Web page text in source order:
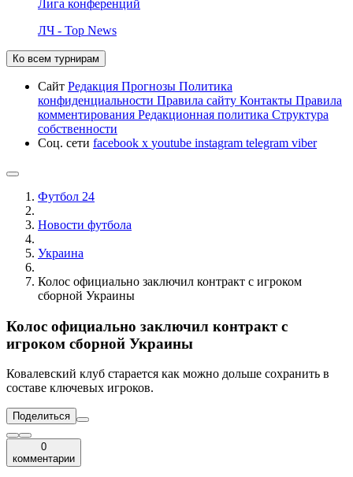
Лига конференций
ЛЧ - Top News
Ко всем турнирам
Сайт Редакция Прогнозы Политика
конфиденциальности Правила сайту Контакты Правила
комментирования Редакционная политика Структура
собственности
Соц. сети facebook x youtube instagram telegram viber
Футбол 24
Новости футбола
Украина
Колос официально заключил контракт с игроком
сборной Украины
Колос официально заключил контракт с
игроком сборной Украины
Ковалевский клуб старается как можно дольше сохранить в
составе ключевых игроков.
Поделиться
0
комментарии